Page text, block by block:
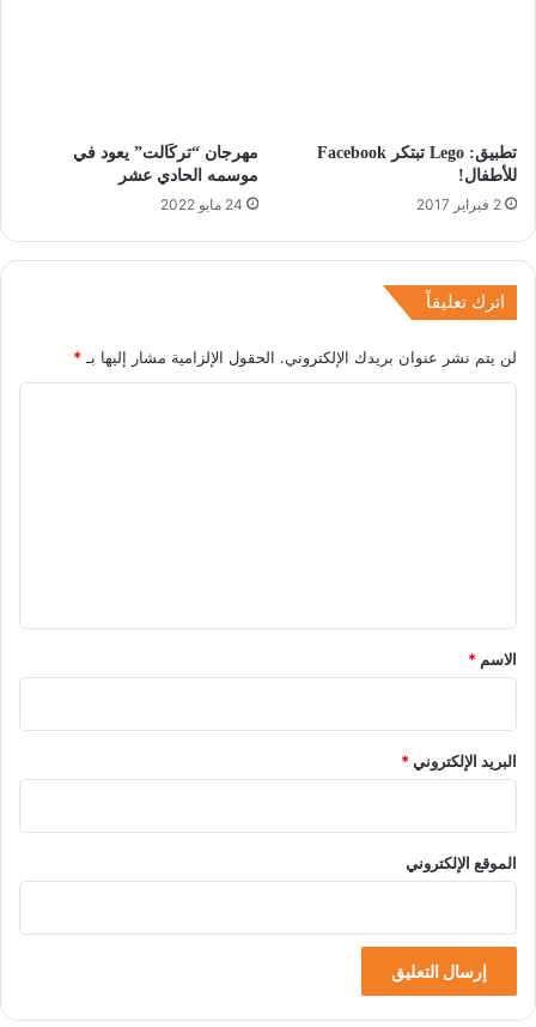
تطبيق: Lego تبتكر Facebook
للأطفال!
2 فبراير 2017
مهرجان “تركَالت” يعود في
موسمه الحادي عشر
24 مايو 2022
اترك تعليقاً
لن يتم نشر عنوان بريدك الإلكتروني. الحقول الإلزامية مشار إليها بـ *
*
الاسم *
البريد الإلكتروني*
الموقع الإلكتروني